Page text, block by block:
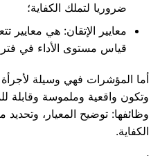
ضروريا لتملك الكفاية؛
معايير الإتقان: هي معايير
قياس مستوى الأداء في
أما المؤشرات فهي وسيلة لأجرأة
وتكون واقعية وملموسة وقابلة
وظائفها: توضيح المعيار،
الكفاية.